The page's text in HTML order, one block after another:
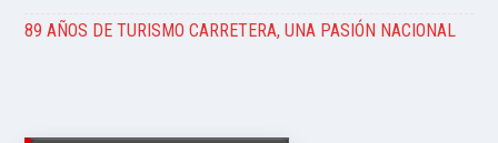
89 AÑOS DE TURISMO CARRETERA, UNA PASIÓN NACIONAL